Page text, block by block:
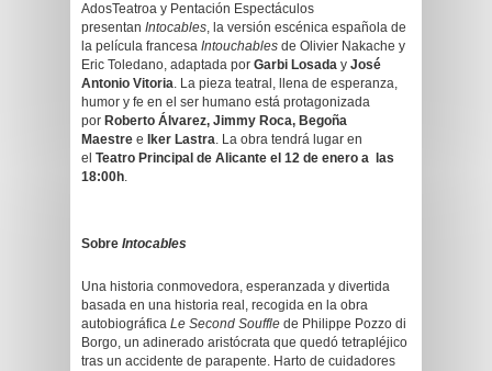
AdosTeatroa y Pentación Espectáculos
presentan Intocables, la versión escénica española de
la película francesa Intouchables de Olivier Nakache y
Eric Toledano, adaptada por Garbi Losada y José
Antonio Vitoria. La pieza teatral, llena de esperanza,
humor y fe en el ser humano está protagonizada
por Roberto Álvarez, Jimmy Roca, Begoña
Maestre e Iker Lastra. La obra tendrá lugar en
el Teatro Principal de Alicante el 12 de enero a las
18:00h.
Sobre Intocables
Una historia conmovedora, esperanzada y divertida
basada en una historia real, recogida en la obra
autobiográfica Le Second Souffle de Philippe Pozzo di
Borgo, un adinerado aristócrata que quedó tetrapléjico
tras un accidente de parapente. Harto de cuidadores